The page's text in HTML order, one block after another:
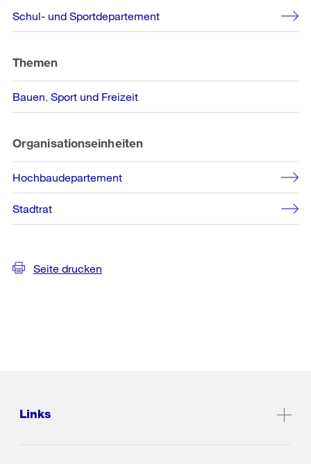
Weitere
Informationen
Schul- und Sportdepartement
Themen
Bauen Sport und Freizeit
Organisationseinheiten
Hochbaudepartement
Stadtrat
Seite drucken
Links